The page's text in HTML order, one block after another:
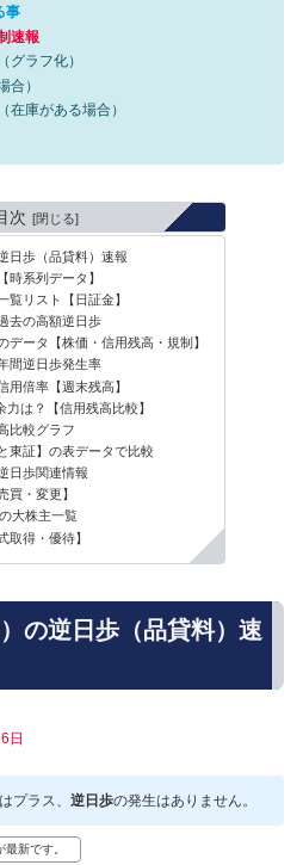
事
速報
グラフ化）
合）
在庫がある場合）
次
日歩（品貸料）速報
時系列データ】
覧リスト【日証金】
去の高額逆日歩
データ【株価・信用残高・規制】
間逆日歩発生率
用倍率【週末残高】
は？【信用残高比較】
比較グラフ
東証】の表データで比較
日歩関連情報
買・変更】
大株主一覧
取得・優待】
の逆日歩（品貸料）速
日
プラス、 逆日歩の発生はありません。
新です。